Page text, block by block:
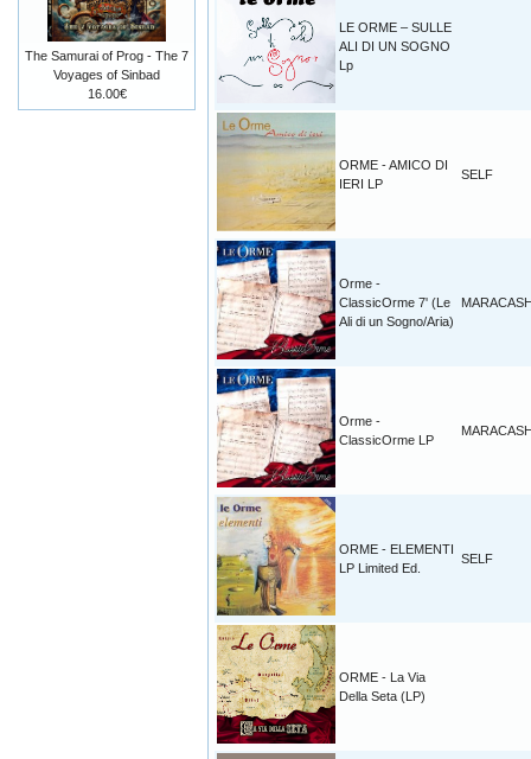
LE ORME – SULLE
ALI DI UN SOGNO
Lp
ORME - AMICO DI
IERI LP
SELF
Orme -
ClassicOrme 7' (Le
Ali di un Sogno/Aria)
Orme -
ClassicOrme LP
ORME - ELEMENTI
LP Limited Ed.
SELF
ORME - La Via
Della Seta (LP)
The Samurai of Prog - The 7
Voyages of Sinbad
16.00€